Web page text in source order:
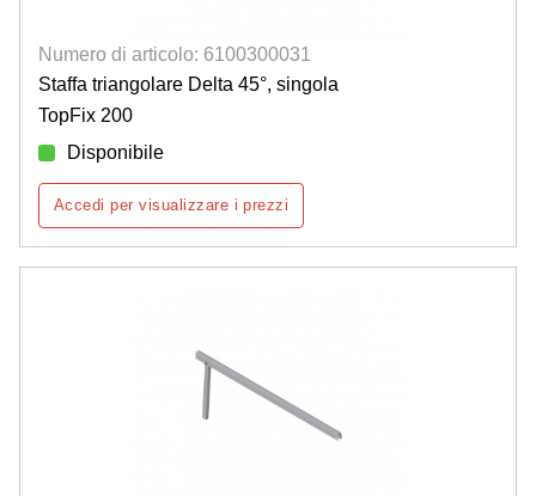
Numero di articolo: 6100300031
Staffa triangolare Delta 45°, singola
TopFix 200
Disponibile
Accedi per visualizzare i prezzi